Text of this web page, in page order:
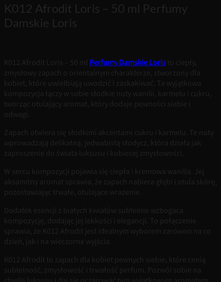
K012 Afrodit Loris – 50 ml Perfumy
Damskie Loris
K012 Afrodit Loris – 50 ml Perfumy Damskie Loris to ciepły,
zmysłowy zapach o orientalnym charakterze, stworzony dla
kobiet, które uwielbiają uwodzić i zaskakiwać. Ta wyjątkowa
kompozycja łączy w sobie słodkie nuty wanilii, karmelu i cukru,
tworząc otulający aromat, który dodaje pewności siebie i
odwagi.
Zapach otwiera się słodkimi akcentami cukru i karmelu. Te nuty
wprowadzają delikatną, jedwabistą słodycz, która działa jak
zaproszenie do świata luksusu i kobiecej zmysłowości.
W sercu kompozycji pojawia się ciepła i kremowa wanilia. Jej
aksamitny aromat sprawia, że zapach nabiera głębi i otula skórę,
pozostawiając trwałe, otulające wrażenie.
Dodatek esencji z białych kwiatów subtelnie wzbogaca
kompozycję, dodając jej lekkości i elegancji. To połączenie
sprawia, że K012 Afrodit jest idealnym wyborem zarówno na co
dzień, jak i na wieczorne wyjścia.
K012 Afrodit to zapach dla kobiet pewnych siebie, które cenią
subtelność, zmysłowość i trwałość perfum. Pozwól sobie na